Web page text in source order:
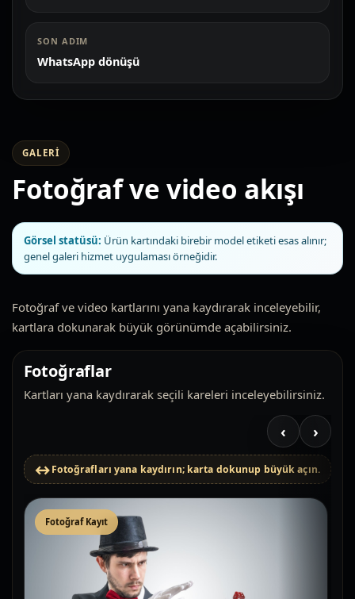
SON ADIM
WhatsApp dönüşü
GALERI
Fotoğraf ve video akışı
Görsel statüsü: Ürün kartındaki birebir model etiketi esas alınır;
genel galeri hizmet uygulaması örneğidir.
Fotoğraf ve video kartlarını yana kaydırarak inceleyebilir,
kartlara dokunarak büyük görünümde açabilirsiniz.
Fotoğraflar
Kartları yana kaydırarak seçili kareleri inceleyebilirsiniz.
‹ ›
Fotoğrafları yana kaydırın; karta dokunup büyük açın.
Fotoğraf Kayıt